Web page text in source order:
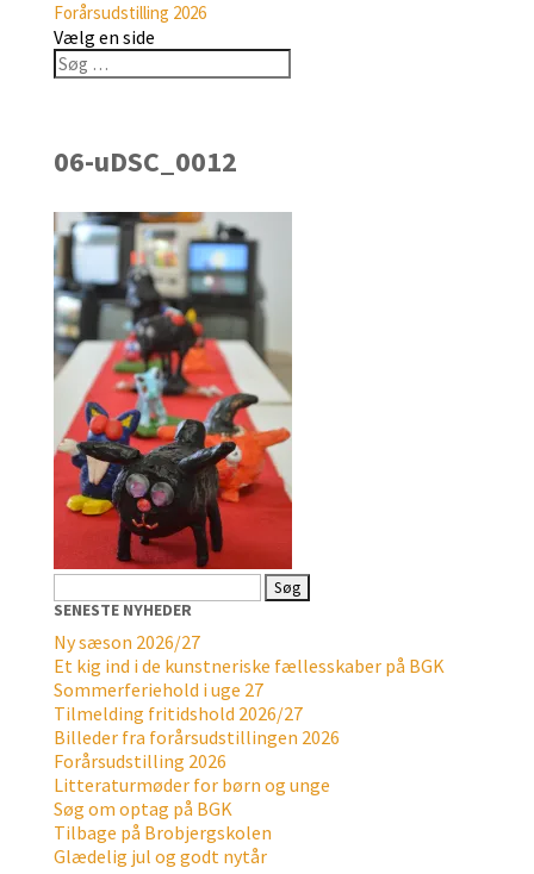
Forårsudstilling 2026
Vælg en side
06-uDSC_0012
efter:
SENESTE NYHEDER
Ny sæson 2026/27
Et kig ind i de kunstneriske fællesskaber på BGK
Sommerferiehold i uge 27
Tilmelding fritidshold 2026/27
Billeder fra forårsudstillingen 2026
Forårsudstilling 2026
Litteraturmøder for børn og unge
Søg om optag på BGK
Tilbage på Brobjergskolen
Glædelig jul og godt nytår